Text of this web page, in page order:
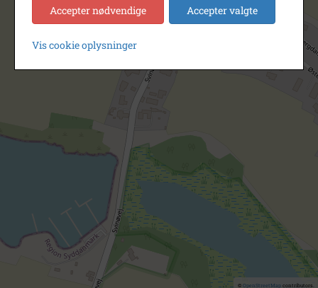
© OpenStreetMapcontributors.
Accepter nødvendige Accepter valgte
Vis cookie oplysninger